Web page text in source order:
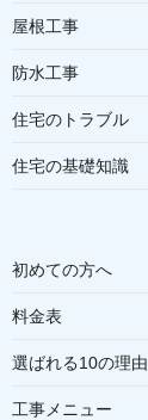
屋根工事
防水工事
住宅のトラブル
住宅の基礎知識
初めての方へ
料金表
選ばれる10の理由
工事メニュー